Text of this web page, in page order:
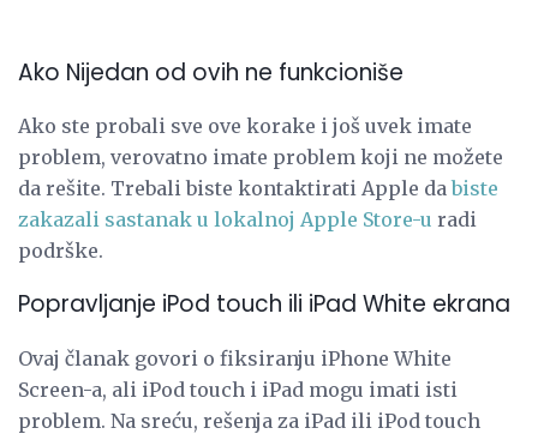
Ako Nijedan od ovih ne funkcioniše
Ako ste probali sve ove korake i još uvek imate
problem, verovatno imate problem koji ne možete
da rešite. Trebali biste kontaktirati Apple dabiste
zakazali sastanak u lokalnoj Apple Store-u radi
podrške.
Popravljanje iPod touch ili iPad White ekrana
Ovaj članak govori o fiksiranju iPhone White
Screen-a, ali iPod touch i iPad mogu imati isti
problem. Na sreću, rešenja za iPad ili iPod touch